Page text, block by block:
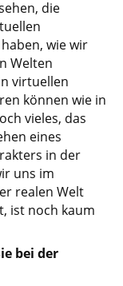
die
wie wir
Welten
virtuellen
können wie in
vieles, das
eines
in der
uns im
realen Welt
ist noch kaum
bei der